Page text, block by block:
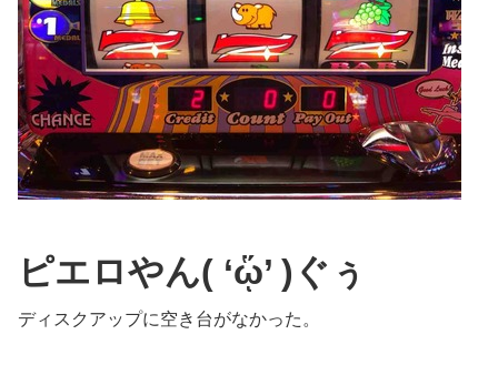
ピエロやん( ‘ᾥ’ )ぐぅ
ディスクアップに空き台がなかった。